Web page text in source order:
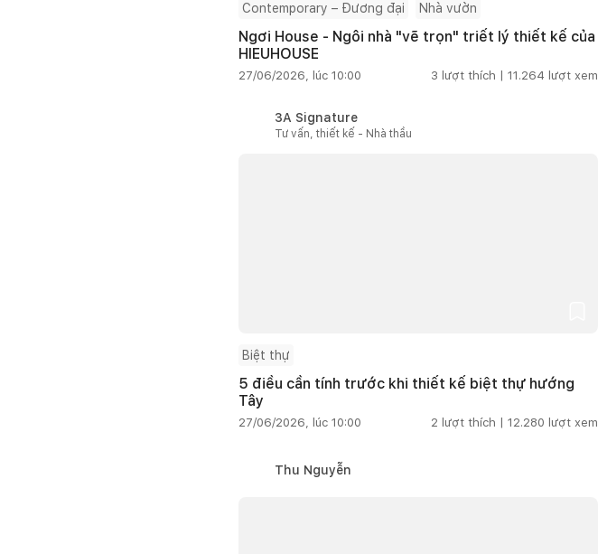
Contemporary – Đương đại Nhà vườn
Ngơi House - Ngôi nhà "vẽ trọn" triết lý thiết kế của
HIEUHOUSE
27/06/2026, lúc 10:00 3 lượt thích | 11.264 lượt xem
3A Signature
Tư vấn, thiết kế - Nhà thầu
Biệt thự
5 điều cần tính trước khi thiết kế biệt thự hướng
Tây
27/06/2026, lúc 10:00 2 lượt thích | 12.280 lượt xem
Thu Nguyễn